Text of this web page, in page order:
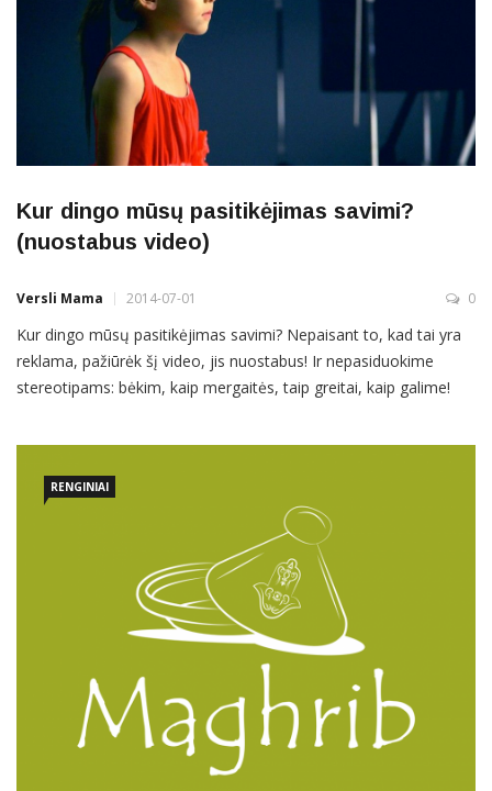
Kur dingo mūsų pasitikėjimas savimi?
(nuostabus video)
Versli Mama 2014-07-01 0
Kur dingo mūsų pasitikėjimas savimi? Nepaisant to, kad tai yra
reklama, pažiūrėk šį video, jis nuostabus! Ir nepasiduokime
stereotipams: bėkim, kaip mergaitės, taip greitai, kaip galime!
RENGINIAI